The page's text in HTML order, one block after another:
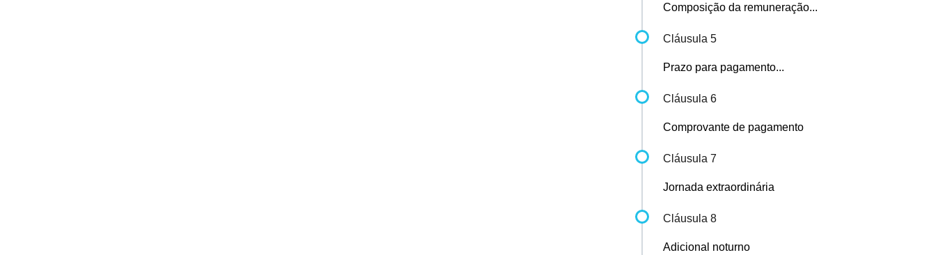
Composição da remuneração...
Cláusula 5
Prazo para pagamento...
Cláusula 6
Comprovante de pagamento
Cláusula 7
Jornada extraordinária
Cláusula 8
Adicional noturno